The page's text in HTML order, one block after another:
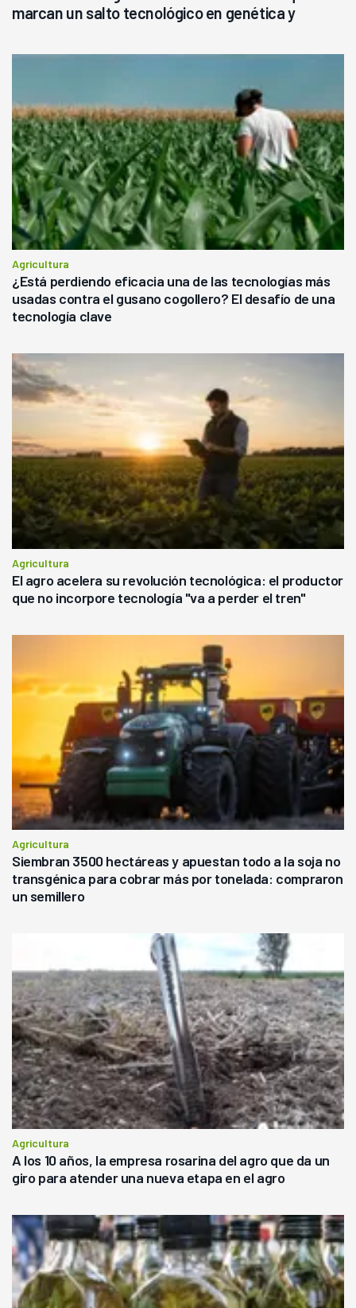
marcan un salto tecnológico en genética y
Agricultura
¿Está perdiendo eficacia una de las tecnologías más
usadas contra el gusano cogollero? El desafío de una
tecnología clave
Agricultura
El agro acelera su revolución tecnológica: el productor
que no incorpore tecnología "va a perder el tren"
Agricultura
Siembran 3500 hectáreas y apuestan todo a la soja no
transgénica para cobrar más por tonelada: compraron
un semillero
Agricultura
A los 10 años, la empresa rosarina del agro que da un
giro para atender una nueva etapa en el agro